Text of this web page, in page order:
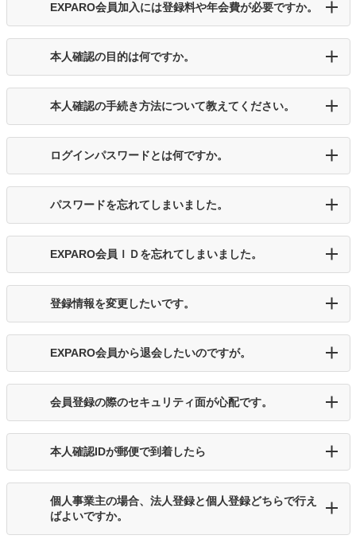
EXPARO会員加入には登録料や年会費が必要ですか。
本人確認の目的は何ですか。
本人確認の手続き方法について教えてください。
ログインパスワードとは何ですか。
パスワードを忘れてしまいました。
EXPARO会員ＩＤを忘れてしまいました。
登録情報を変更したいです。
EXPARO会員から退会したいのですが。
会員登録の際のセキュリティ面が心配です。
本人確認IDが郵便で到着したら
個人事業主の場合、法人登録と個人登録どちらで行え
ばよいですか。